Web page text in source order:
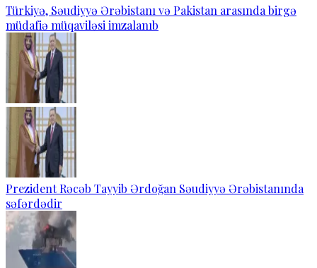
Türkiyə, Səudiyyə Ərəbistanı və Pakistan arasında birgə
müdafiə müqaviləsi imzalanıb
Prezident Rəcəb Tayyib Ərdoğan Səudiyyə Ərəbistanında
səfərdədir